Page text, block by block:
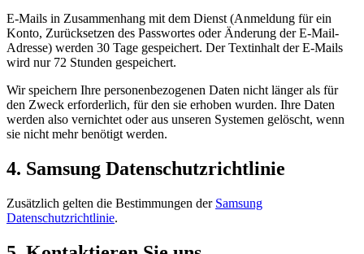
E-Mails in Zusammenhang mit dem Dienst (Anmeldung für ein
Konto, Zurücksetzen des Passwortes oder Änderung der E-Mail-
Adresse) werden 30 Tage gespeichert. Der Textinhalt der E-Mails
wird nur 72 Stunden gespeichert.
Wir speichern Ihre personenbezogenen Daten nicht länger als für
den Zweck erforderlich, für den sie erhoben wurden. Ihre Daten
werden also vernichtet oder aus unseren Systemen gelöscht, wenn
sie nicht mehr benötigt werden.
4. Samsung Datenschutzrichtlinie
Zusätzlich gelten die Bestimmungen der Samsung
Datenschutzrichtlinie.